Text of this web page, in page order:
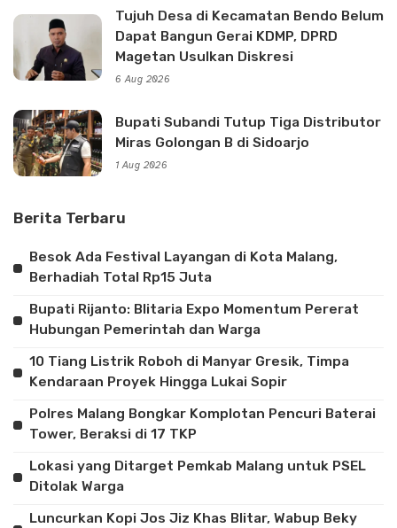
Tujuh Desa di Kecamatan Bendo Belum
Dapat Bangun Gerai KDMP, DPRD
Magetan Usulkan Diskresi
6 Aug 2026
Bupati Subandi Tutup Tiga Distributor
Miras Golongan B di Sidoarjo
1 Aug 2026
Berita Terbaru
Besok Ada Festival Layangan di Kota Malang,
Berhadiah Total Rp15 Juta
Bupati Rijanto: Blitaria Expo Momentum Pererat
Hubungan Pemerintah dan Warga
10 Tiang Listrik Roboh di Manyar Gresik, Timpa
Kendaraan Proyek Hingga Lukai Sopir
Polres Malang Bongkar Komplotan Pencuri Baterai
Tower, Beraksi di 17 TKP
Lokasi yang Ditarget Pemkab Malang untuk PSEL
Ditolak Warga
Luncurkan Kopi Jos Jiz Khas Blitar, Wabup Beky